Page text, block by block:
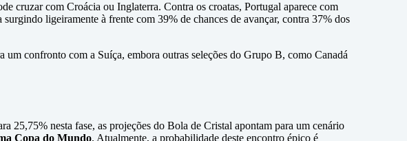
cruzar com Croácia ou Inglaterra. Contra os croatas, Portugal aparece com
ligeiramente à frente com 39% de chances de avançar, contra 37% dos
confronto com a Suíça, embora outras seleções do Grupo B, como Canadá
25,75% nesta fase, as projeções do Bola de Cristal apontam para um cenário
Copa do Mundo. Atualmente, a probabilidade deste encontro épico é